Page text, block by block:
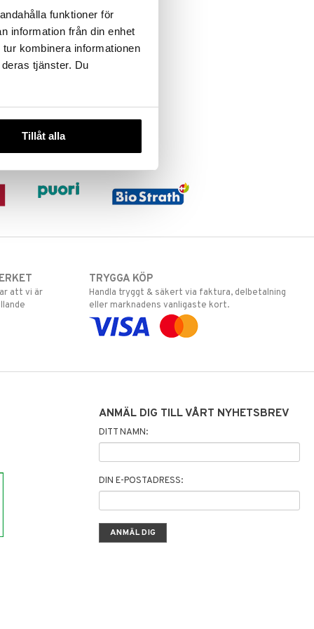
funktioner för
information från din enhet
kombinera informationen
tjänster. Du
Tillåt alla
att vi är
TRYGGA KÖP
Handla tryggt & säkert via faktura, delbetalning
eller marknadens vanligaste kort.
ANMÄL DIG TILL VÅRT NYHETSBREV
DITT NAMN:
DIN E-POSTADRESS: